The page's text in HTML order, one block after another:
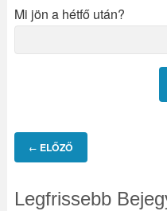
Mi jön a hétfő után?
← ELŐZŐ
Legfrissebb